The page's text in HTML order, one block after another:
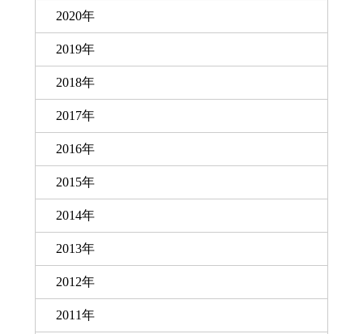
2020年
2019年
2018年
2017年
2016年
2015年
2014年
2013年
2012年
2011年